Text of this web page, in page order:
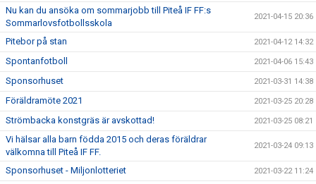
Nu kan du ansöka om sommarjobb till Piteå IF FF:s
Sommarlovsfotbollsskola
2021-04-15 20:36
Pitebor på stan 2021-04-12 14:32
Spontanfotboll 2021-04-06 15:43
Sponsorhuset 2021-03-31 14:38
Föräldramöte 2021 2021-03-25 20:28
Strömbacka konstgräs är avskottad! 2021-03-25 08:21
Vi hälsar alla barn födda 2015 och deras föräldrar
välkomna till Piteå IF FF.
2021-03-24 09:13
Sponsorhuset - Miljonlotteriet 2021-03-22 11:24